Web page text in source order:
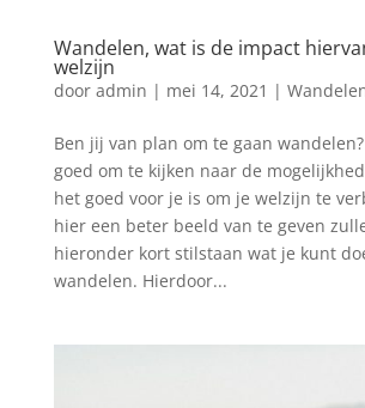
Wandelen, wat is de impact
welzijn
door admin | mei 14, 2021 |
Ben jij van plan om te gaan
goed om te kijken naar de
het goed voor je is om je welzijn te
hier een beter beeld van te geven
hieronder kort stilstaan wat je kunt
wandelen. Hierdoor...